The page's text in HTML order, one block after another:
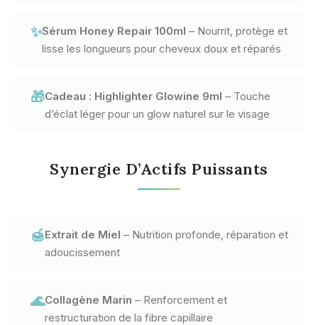
✨Sérum Honey Repair 100ml – Nourrit, protège et
lisse les longueurs pour cheveux doux et réparés
🎁Cadeau : Highlighter Glowine 9ml – Touche
d’éclat léger pour un glow naturel sur le visage
Synergie D’Actifs Puissants
🍯Extrait de Miel – Nutrition profonde, réparation et
adoucissement
🌊Collagène Marin – Renforcement et
restructuration de la fibre capillaire